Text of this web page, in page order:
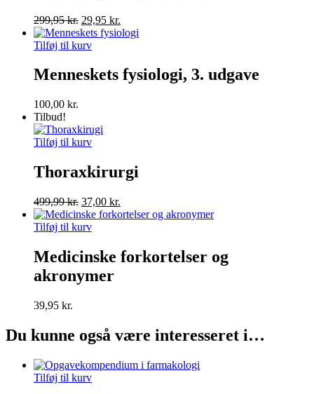
299,95kr. Den
oprindelige
pris
299,95 kr..
29,95 kr.
aktuelle
29,95 kr..
Tilføj til kurv
Menneskets fysiologi, 3. udgave
100,00 kr.
Tilbud!
Tilføj til kurv
Thoraxkirurgi
499,99kr. Den
oprindelige
pris
499,99 kr..
37,00 kr.
aktuelle
37,00 kr..
Tilføj til kurv
Medicinske forkortelser og
akronymer
39,95 kr.
Du kunne også være interesseret i…
Tilføj til kurv